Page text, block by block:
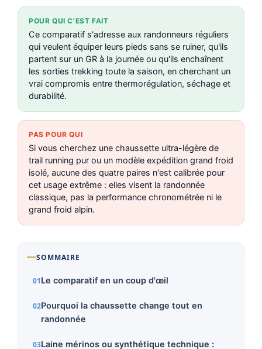
POUR QUI C’EST FAIT
Ce comparatif s'adresse aux randonneurs réguliers
qui veulent équiper leurs pieds sans se ruiner, qu'ils
partent sur un GR à la journée ou qu'ils enchaînent
les sorties trekking toute la saison, en cherchant un
vrai compromis entre thermorégulation, séchage et
durabilité.
PAS POUR QUI
Si vous cherchez une chaussette ultra-légère de
trail running pur ou un modèle expédition grand froid
isolé, aucune des quatre paires n'est calibrée pour
cet usage extrême : elles visent la randonnée
classique, pas la performance chronométrée ni le
grand froid alpin.
SOMMAIRE
Le comparatif en un coup d'œil
Pourquoi la chaussette change tout en
randonnée
Laine mérinos ou synthétique technique :